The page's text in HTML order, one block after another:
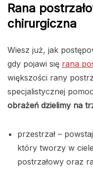
Rana
chirurgiczna
Wiesz już, jak
gdy pojawi się rana
większości rany
specjalistycznej
obrażeń dzielimy na
przestrzał –
który tworzy w
postrzałowy oraz